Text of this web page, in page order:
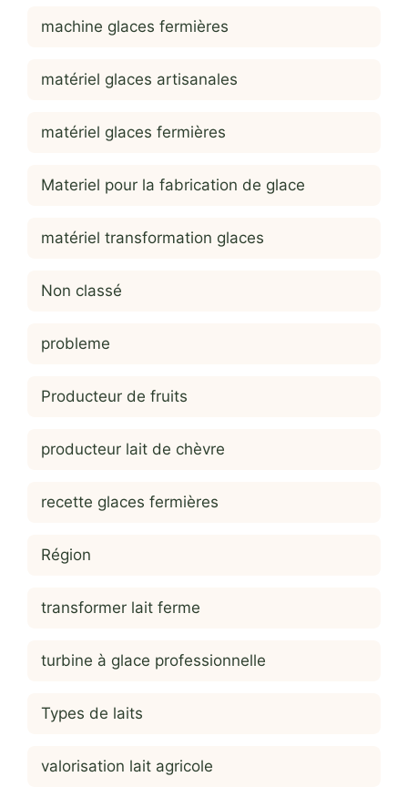
machine glaces fermières
matériel glaces artisanales
matériel glaces fermières
Materiel pour la fabrication de glace
matériel transformation glaces
Non classé
probleme
Producteur de fruits
producteur lait de chèvre
recette glaces fermières
Région
transformer lait ferme
turbine à glace professionnelle
Types de laits
valorisation lait agricole